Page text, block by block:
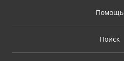
Помощь
Поиск